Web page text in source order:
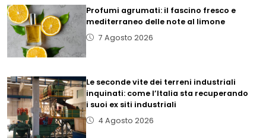
Profumi agrumati: il fascino fresco e
mediterraneo delle note al limone
7 Agosto 2026
Le seconde vite dei terreni industriali
inquinati: come l’Italia sta recuperando
i suoi ex siti industriali
4 Agosto 2026